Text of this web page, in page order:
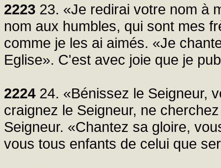
2223 23. «Je redirai votre nom à
nom aux humbles, qui sont mes
comme je les ai aimés. «Je
Eglise». C'est avec joie que je
2224 24. «Bénissez le Seigneur,
craignez le Seigneur, ne
Seigneur. «Chantez sa gloire,
vous tous enfants de celui que